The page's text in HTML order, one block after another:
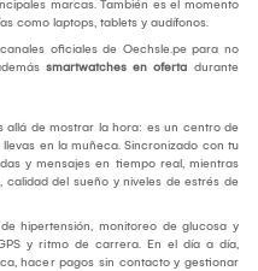
marcas. También es el momento
como laptops, tablets y audífonos.
oficiales de Oechsle.pe para no
smartwatches en oferta durante
allá de mostrar la hora: es un centro de
en la muñeca. Sincronizado con tu
y mensajes en tiempo real, mientras
del sueño y niveles de estrés de
hipertensión, monitoreo de glucosa y
y ritmo de carrera. En el día a día,
hacer pagos sin contacto y gestionar